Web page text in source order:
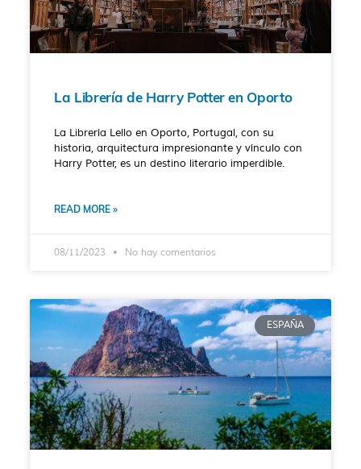
La Librería de Harry Potter en Oporto
La Librería Lello en Oporto, Portugal, con su
historia, arquitectura impresionante y vínculo con
Harry Potter, es un destino literario imperdible.
READ MORE »
08/11/2023 No hay comentarios
ESPAÑA